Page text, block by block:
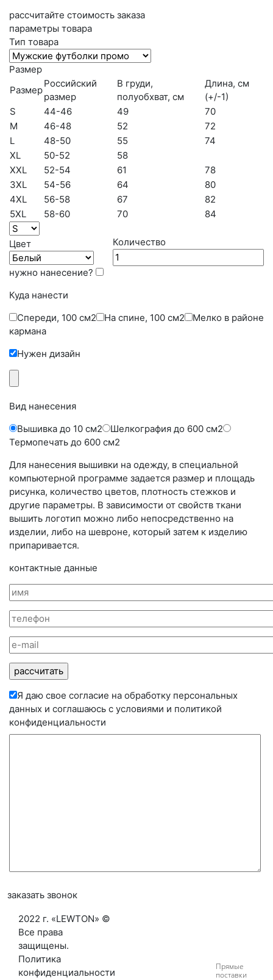
рассчитайте стоимость заказа
параметры товара
Тип товара
Размер
Размер
Российский
размер
В груди,
полуобхват, см
Длина, см
(+/-1)
S
44-46 49
70
M
46-48 52
72
L
48-50 55
74
XL
50-52
58
XXL
52-54 61
78
3XL
54-56 64
80
4XL
56-58 67
82
5XL
58-60 70 84
Цвет Количество
нужно нанесение?
Куда нанести
Cпереди, 100 см2
На спине, 100 см2
Мелко в районе
кармана
Нужен дизайн
Вид нанесения
Вышивка до 10 см2
Шелкография до 600 см2
Термопечать до 600 см2
Для нанесения вышивки на одежду, в специальной
компьютерной программе задается размер и площадь
рисунка, количество цветов, плотность стежков и
другие параметры. В зависимости от свойств ткани
вышить логотип можно либо непосредственно на
изделии, либо на шевроне, который затем к изделию
припаривается.
контактные данные
Я даю свое согласие на обработку персональных
данных и соглашаюсь с условиями и политикой
конфиденциальности
заказать звонок
2022 г. «LEWTON» ©
Все права
защищены.
Политика
конфиденциальности
Прямые
поставки